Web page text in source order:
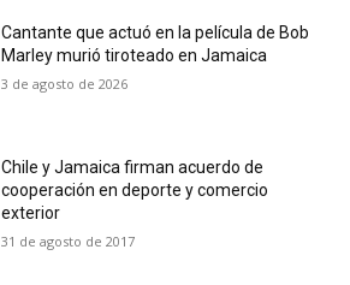
Cantante que actuó en la película de Bob
Marley murió tiroteado en Jamaica
3 de agosto de 2026
Chile y Jamaica firman acuerdo de
cooperación en deporte y comercio
exterior
31 de agosto de 2017